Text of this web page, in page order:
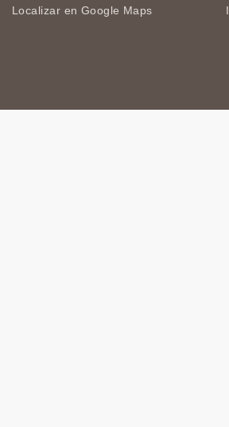
Localizar en Google Maps